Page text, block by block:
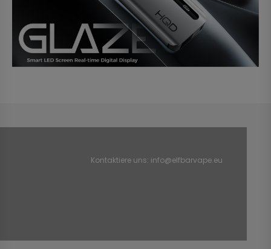
Kontaktiere uns: info@elfbarvape.eu